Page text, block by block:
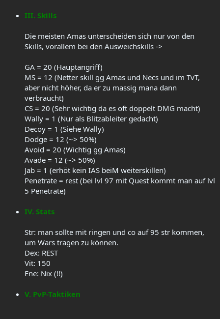
III. Skills
Die meisten Amas unterscheiden sich nur von den
Skills, vorallem bei den Ausweichskills ->
GA = 20 (Hauptangriff)
MS = 12 (Netter skill gg Amas und Necs und im TvT,
aber nicht höher, da er zu massig mana dann
verbraucht)
CS = 20 (Sehr wichtig da es oft doppelt DMG macht)
Wally = 1 (Nur als Blitzableiter gedacht)
Decoy = 1 (Siehe Wally)
Dodge = 12 (~> 50%)
Avoid = 20 (Wichtig gg Amas)
Avade = 12 (~> 50%)
Jab = 1 (erhöt kein IAS beiM weiterskillen)
Penetrate = rest (bei lvl 97 mit Quest kommt man auf lvl
5 Penetrate)
IV. Stats
Str: man sollte mit ringen und co auf 95 str kommen,
um Wars tragen zu können.
Dex: REST
Vit: 150
Ene: Nix (!!)
V. PvP-Taktiken